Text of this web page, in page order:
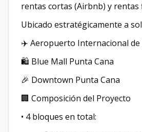
rentas cortas (Airbnb) y rentas
Ubicado estratégicamente a
✈️ Aeropuerto Internacional de
🛍️ Blue Mall Punta Cana
🎉 Downtown Punta Cana
🏢 Composición del Proyecto
• 4 bloques en total: